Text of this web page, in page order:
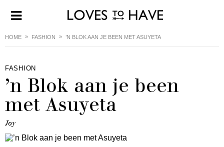
HOME FASHION ’N BLOK AAN JE BEEN MET ASUYETA
FASHION
’n Blok aan je been
met Asuyeta
Joy